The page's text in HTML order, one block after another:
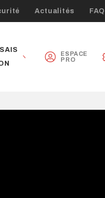
Actualités FAQ
ESPACE
PRO